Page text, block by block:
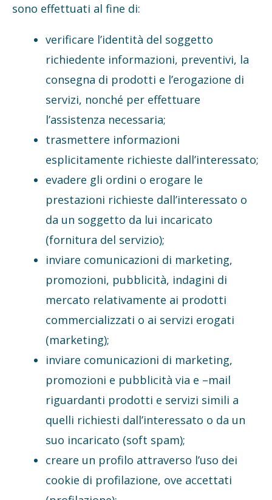
sono effettuati al fine di:
verificare l’identità del soggetto
richiedente informazioni, preventivi, la
consegna di prodotti e l’erogazione di
servizi, nonché per effettuare
l’assistenza necessaria;
trasmettere informazioni
esplicitamente richieste dall’interessato;
evadere gli ordini o erogare le
prestazioni richieste dall’interessato o
da un soggetto da lui incaricato
(fornitura del servizio);
inviare comunicazioni di marketing,
promozioni, pubblicità, indagini di
mercato relativamente ai prodotti
commercializzati o ai servizi erogati
(marketing);
inviare comunicazioni di marketing,
promozioni e pubblicità via e –mail
riguardanti prodotti e servizi simili a
quelli richiesti dall’interessato o da un
suo incaricato (soft spam);
creare un profilo attraverso l’uso dei
cookie di profilazione, ove accettati